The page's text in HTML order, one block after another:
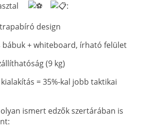
:
design
bábuk + whiteboard, írható felület
(9 kg)
= 35%-kal jobb taktikai
olyan ismert edzők szertárában is